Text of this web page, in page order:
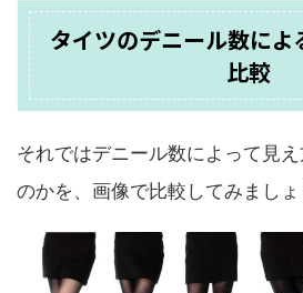
タイツのデニール数によ
比較
それではデニール数によって見
のかを、画像で比較してみましょ